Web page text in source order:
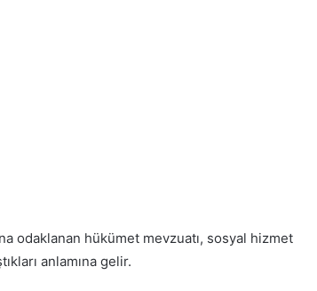
odaklanan hükümet mevzuatı, sosyal hizmet
anlamına gelir.